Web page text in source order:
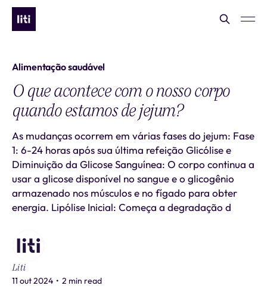
Alimentação saudável
O que acontece com o nosso corpo
quando estamos de jejum?
As mudanças ocorrem em várias fases do jejum: Fase
1: 6-24 horas após sua última refeição Glicólise e
Diminuição da Glicose Sanguínea: O corpo continua a
usar a glicose disponível no sangue e o glicogênio
armazenado nos músculos e no fígado para obter
energia. Lipólise Inicial: Começa a degradação d
Liti
11 out 2024 • 2 min read